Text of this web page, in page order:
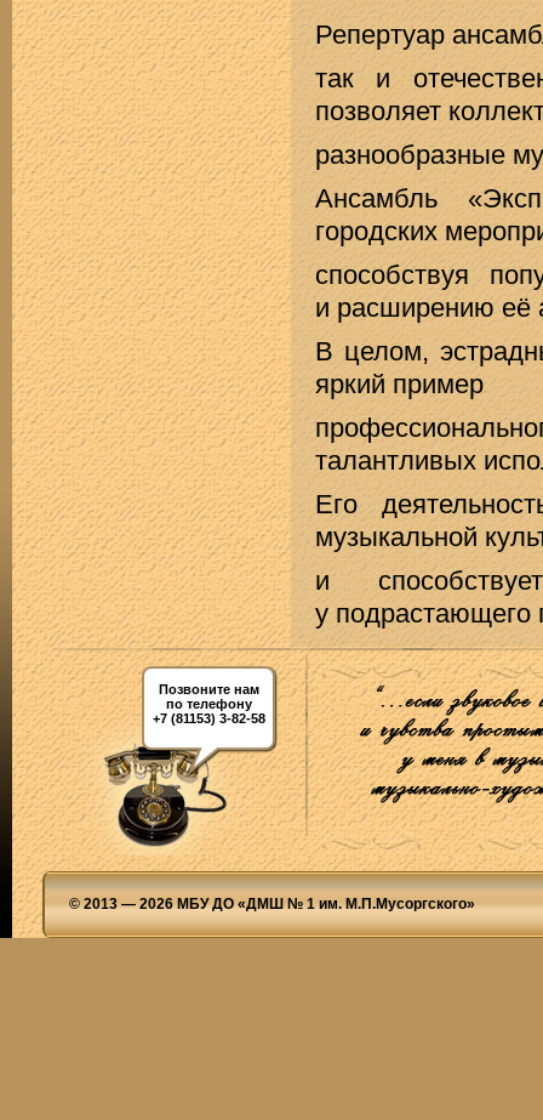
Репертуар
так и
позволяет
разнообразные
Ансамбль
городских
способствуя
и расширению её
В целом,
яркий пример
талантливых
Его
музыкальной
и
у подрастающего
Позвоните нам
по телефону
+7 (81153) 3-82-58
© 2013 — 2026 МБУ ДО «ДМШ № 1 им. М.П.Мусоргского»